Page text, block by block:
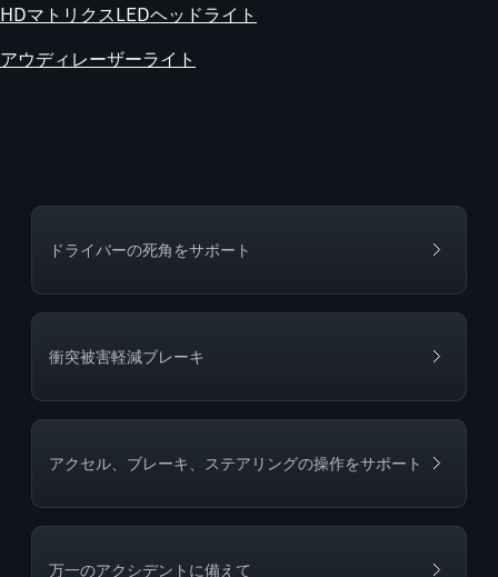
HDマトリクスLEDヘッドライト
アウディレーザーライト
ドライバーの死角をサポート
衝突被害軽減ブレーキ
アクセル、ブレーキ、ステアリングの操作をサポート
万一のアクシデントに備えて